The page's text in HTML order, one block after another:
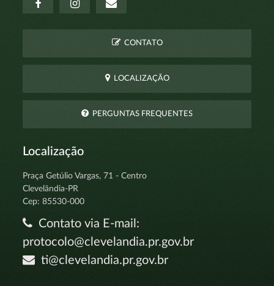
CONTATO
LOCALIZAÇÃO
PERGUNTAS FREQUENTES
Localização
Praça Getúlio Vargas, 71 - Centro
Clevelândia-PR
Cep: 85530-000
Contato via E-mail:
protocolo@clevelandia.pr.gov.br
ti@clevelandia.pr.gov.br